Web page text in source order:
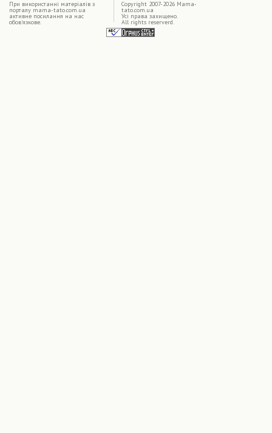
При використаннi матерiалiв з
порталу mama-tato.com.ua
активне посилання на нас
обов'язкове.
Copyright 2007-2026 Mama-
tato.com.ua
Усі права захищено.
All rights reserverd.